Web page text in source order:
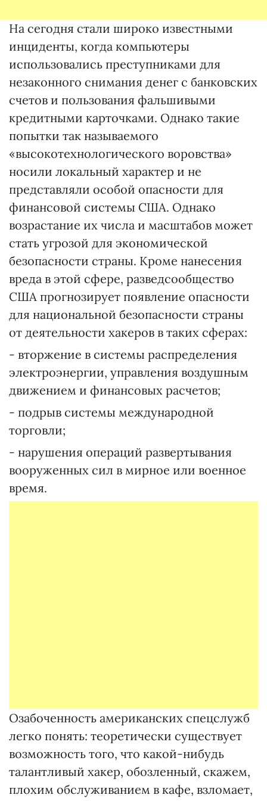
На сегодня стали широко известными
инциденты, когда компьютеры
использовались преступниками для
незаконного снимания денег с банковских
счетов и пользования фальшивыми
кредитными карточками. Однако такие
попытки так называемого
«высокотехнологического воровства»
носили локальный характер и не
представляли особой опасности для
финансовой системы США. Однако
возрастание их числа и масштабов может
стать угрозой для экономической
безопасности страны. Кроме нанесения
вреда в этой сфере, разведсообщество
США прогнозирует появление опасности
для национальной безопасности страны
от деятельности хакеров в таких сферах:
- вторжение в системы распределения
электроэнергии, управления воздушным
движением и финансовых расчетов;
- подрыв системы международной
торговли;
- нарушения операций развертывания
вооруженных сил в мирное или военное
время.
Озабоченность американских спецслужб
легко понять: теоретически существует
возможность того, что какой-нибудь
талантливый хакер, обозленный, скажем,
плохим обслуживанием в кафе, взломает,